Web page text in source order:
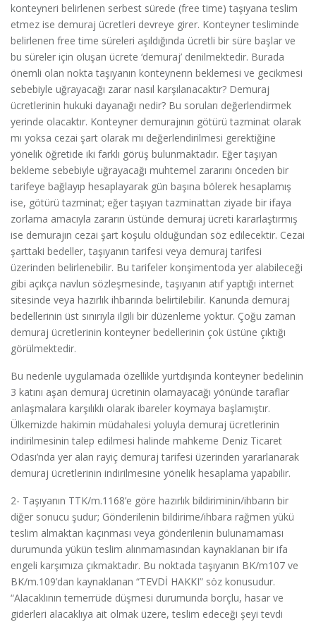
konteyneri belirlenen serbest sürede (free time) taşıyana teslim
etmez ise demuraj ücretleri devreye girer. Konteyner tesliminde
belirlenen free time süreleri aşıldığında ücretli bir süre başlar ve
bu süreler için oluşan ücrete ‘demuraj’ denilmektedir. Burada
önemli olan nokta taşıyanın konteynerın beklemesi ve gecikmesi
sebebiyle uğrayacağı zarar nasıl karşılanacaktır? Demuraj
ücretlerinin hukuki dayanağı nedir? Bu soruları değerlendirmek
yerinde olacaktır. Konteyner demurajının götürü tazminat olarak
mı yoksa cezai şart olarak mı değerlendirilmesi gerektiğine
yönelik öğretide iki farklı görüş bulunmaktadır. Eğer taşıyan
bekleme sebebiyle uğrayacağı muhtemel zararını önceden bir
tarifeye bağlayıp hesaplayarak gün başına bölerek hesaplamış
ise, götürü tazminat; eğer taşıyan tazminattan ziyade bir ifaya
zorlama amacıyla zararın üstünde demuraj ücreti kararlaştırmış
ise demurajın cezai şart koşulu olduğundan söz edilecektir. Cezai
şarttaki bedeller, taşıyanın tarifesi veya demuraj tarifesi
üzerinden belirlenebilir. Bu tarifeler konşimentoda yer alabileceği
gibi açıkça navlun sözleşmesinde, taşıyanın atıf yaptığı internet
sitesinde veya hazırlık ihbarında belirtilebilir. Kanunda demuraj
bedellerinin üst sınırıyla ilgili bir düzenleme yoktur. Çoğu zaman
demuraj ücretlerinin konteyner bedellerinin çok üstüne çıktığı
görülmektedir.
Bu nedenle uygulamada özellikle yurtdışında konteyner bedelinin
3 katını aşan demuraj ücretinin olamayacağı yönünde taraflar
anlaşmalara karşılıklı olarak ibareler koymaya başlamıştır.
Ülkemizde hakimin müdahalesi yoluyla demuraj ücretlerinin
indirilmesinin talep edilmesi halinde mahkeme Deniz Ticaret
Odası’nda yer alan rayiç demuraj tarifesi üzerinden yararlanarak
demuraj ücretlerinin indirilmesine yönelik hesaplama yapabilir.
2- Taşıyanın TTK/m.1168’e göre hazırlık bildiriminin/ihbarın bir
diğer sonucu şudur; Gönderilenin bildirime/ihbara rağmen yükü
teslim almaktan kaçınması veya gönderilenin bulunamaması
durumunda yükün teslim alınmamasından kaynaklanan bir ifa
engeli karşımıza çıkmaktadır. Bu noktada taşıyanın BK/m107 ve
BK/m.109’dan kaynaklanan “TEVDİ HAKKI” söz konusudur.
“Alacaklının temerrüde düşmesi durumunda borçlu, hasar ve
giderleri alacaklıya ait olmak üzere, teslim edeceği şeyi tevdi